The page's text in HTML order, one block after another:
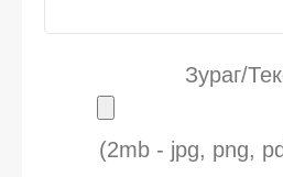
Зураг/
(2mb - jpg, png,